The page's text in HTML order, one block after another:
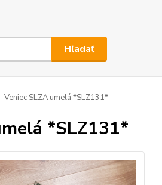
Hľadať
Veniec SLZA umelá *SLZ131*
*SLZ131*